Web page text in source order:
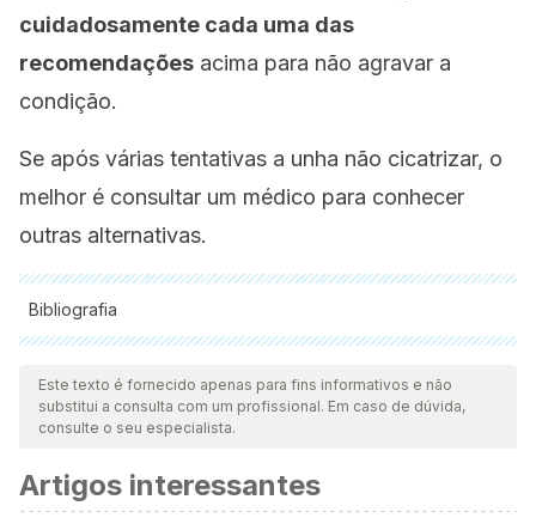
cuidadosamente cada uma das
recomendações acima para não agravar a
condição.
Se após várias tentativas a unha não cicatrizar, o
melhor é consultar um médico para conhecer
outras alternativas.
Bibliografia
Todas as fontes citadas foram minuciosamente revisadas por
nossa equipe para garantir sua qualidade, confiabilidade,
atualidade e validade. A bibliografia deste artigo foi
cientificamente.
Leggit, J. C. (2017). Acute and Chronic Paronychia.
Este texto é fornecido apenas para fins informativos e não
substitui a consulta com um profissional. Em caso de dúvida,
consulte o seu especialista.
Artigos interessantes